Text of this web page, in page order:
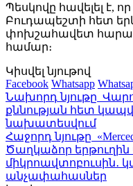
Պեսկովը հավելել է,
Բուդապեշտի հետ
փոխշահավետ
համար։
Կիսվել նյութով
Facebook Whatsapp
Նախորդ նյութը
քննության հետ
նախատեսվում
Հաջորդ նյութը
Ծաղկաձոր
միկրոավտոբուսին․
անչափահասներ